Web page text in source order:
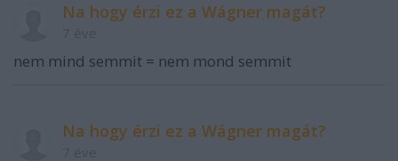
Na hogy érzi ez a Wágner magát?
nem mind semmit = nem mond semmit
Na hogy érzi ez a Wágner magát?